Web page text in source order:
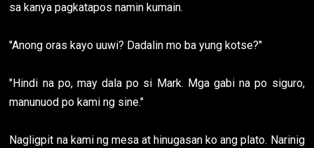
sa kanya pagkatapos namin kumain.
"Anong oras kayo uuwi? Dadalin mo ba yung kotse?"
"Hindi na po, may dala po si Mark. Mga gabi na po siguro,
manunuod po kami ng sine."
Nagligpit na kami ng mesa at hinugasan ko ang plato. Narinig